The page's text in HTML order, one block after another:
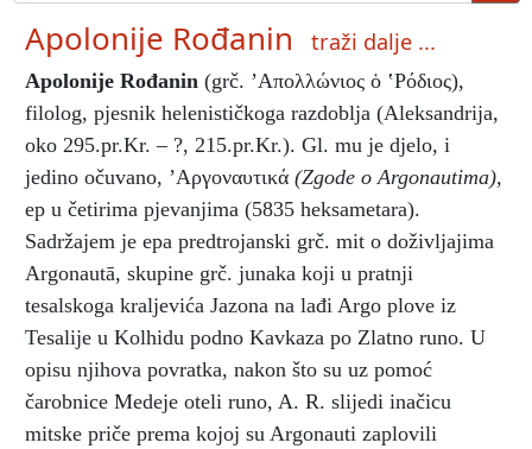
Apolonije Rođanin traži dalje ...
Apolonije Rođanin (grč. ’Aπολλώνιος ὁ ‛Ρόδιος),
filolog, pjesnik helenističkoga razdoblja (Aleksandrija,
oko 295.pr.Kr. – ?, 215.pr.Kr.). Gl. mu je djelo, i
jedino očuvano, ’Aργοναυτικά (Zgode o Argonautima),
ep u četirima pjevanjima (5835 heksametara).
Sadržajem je epa predtrojanski grč. mit o doživljajima
Argonautā, skupine grč. junaka koji u pratnji
tesalskoga kraljevića Jazona na lađi Argo plove iz
Tesalije u Kolhidu podno Kavkaza po Zlatno runo. U
opisu njihova povratka, nakon što su uz pomoć
čarobnice Medeje oteli runo, A. R. slijedi inačicu
mitske priče prema kojoj su Argonauti zaplovili